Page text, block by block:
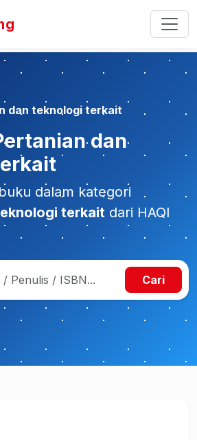
dan teknologi terkait
dan
dalam kategori
terkait dari HAQI
Cari